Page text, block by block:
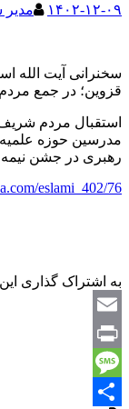
۱۴۰۲-۱۲-۰۹
سخنرانی آیت الله
قزوین؛ در جمع
استقبال مردم
مدرسین‌ حوزه‌
رهبری در جشن
eslami_402/76
به اشتراک گذاری
Email
Print
Message